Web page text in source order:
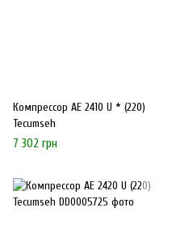
Компрессор AE 2410 U * (220)
Tecumseh
7 302 грн